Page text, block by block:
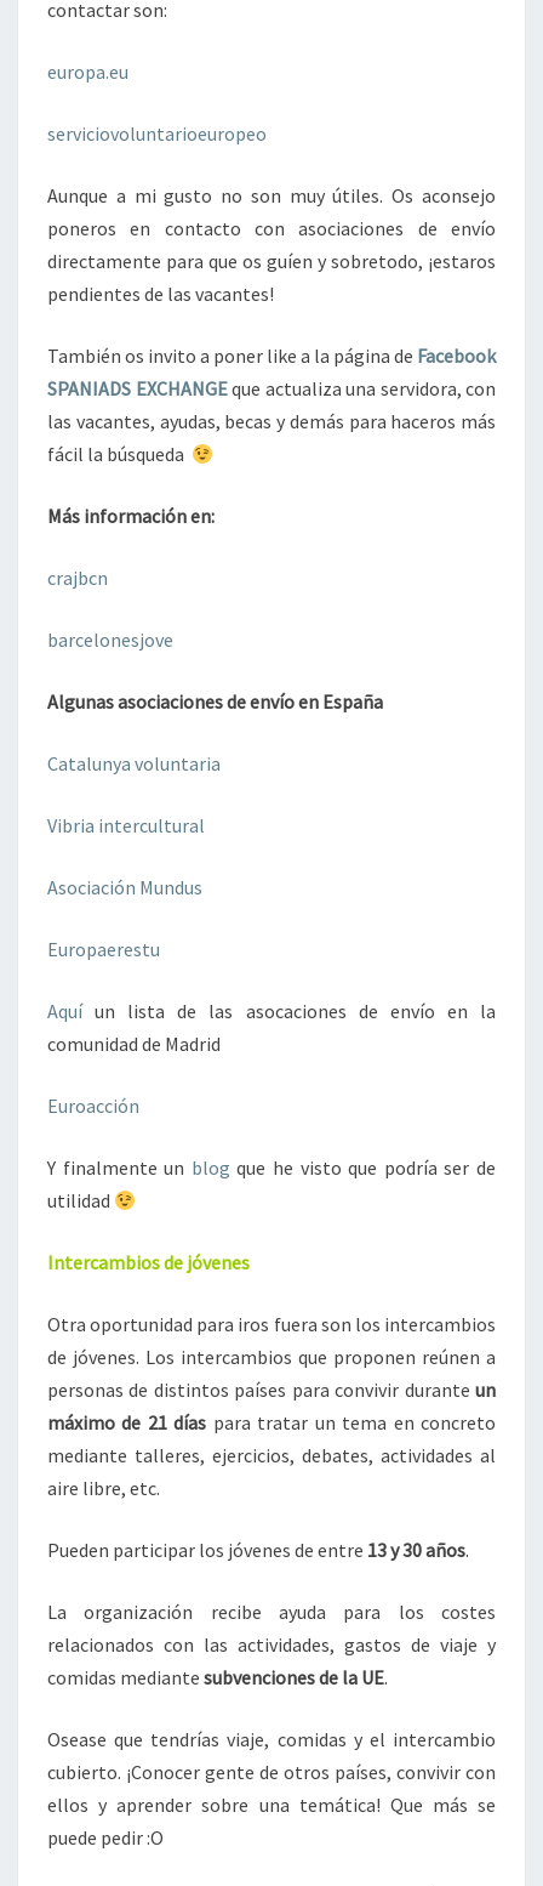
contactar son:
europa.eu
serviciovoluntarioeuropeo
Aunque a mi gusto no son muy útiles. Os aconsejo
poneros en contacto con asociaciones de envío
directamente para que os guíen y sobretodo, ¡estaros
pendientes de las vacantes!
También os invito a poner like a la página de Facebook
SPANIADS EXCHANGEque actualiza una servidora, con
las vacantes, ayudas, becas y demás para haceros más
fácil la búsqueda
Más información en:
crajbcn
barcelonesjove
Algunas asociaciones de envío en España
Catalunya voluntaria
Vibria intercultural
Asociación Mundus
Europaerestu
Aquíun lista de las asocaciones de envío en la
comunidad de Madrid
Euroacción
Y finalmente un blogque he visto que podría ser de
utilidad
Intercambios de jóvenes
Otra oportunidad para iros fuera son los intercambios
de jóvenes. Los intercambios que proponen reúnen a
personas de distintos países para convivir durante un
máximo de 21 días para tratar un tema en concreto
mediante talleres, ejercicios, debates, actividades al
aire libre, etc.
Pueden participar los jóvenes de entre 13 y 30 años.
La organización recibe ayuda para los costes
relacionados con las actividades, gastos de viaje y
comidas mediante subvenciones de la UE.
Osease que tendrías viaje, comidas y el intercambio
cubierto. ¡Conocer gente de otros países, convivir con
ellos y aprender sobre una temática! Que más se
puede pedir :O